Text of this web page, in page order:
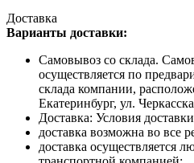
Доставка
Варианты доставки:
Самовывоз со склада.
осуществляется по
склада компании,
Екатеринбург, ул.
Доставка: Условия
доставка возможна во все
доставка осуществляется